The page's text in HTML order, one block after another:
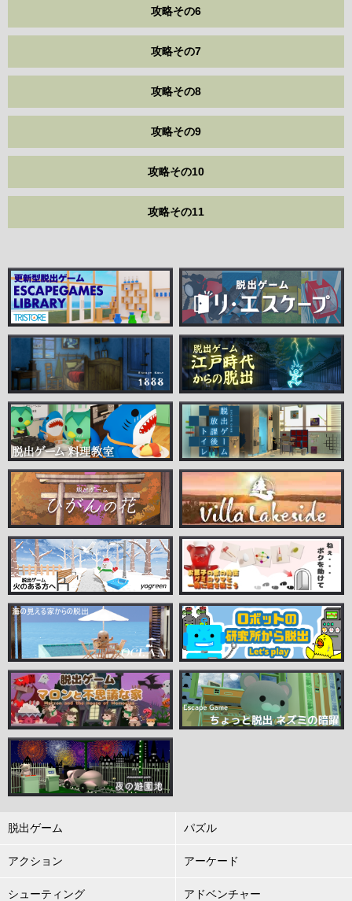
攻略その6
攻略その7
攻略その8
攻略その9
攻略その10
攻略その11
脱出ゲーム パズル
アクション アーケード
シューティング アドベンチャー